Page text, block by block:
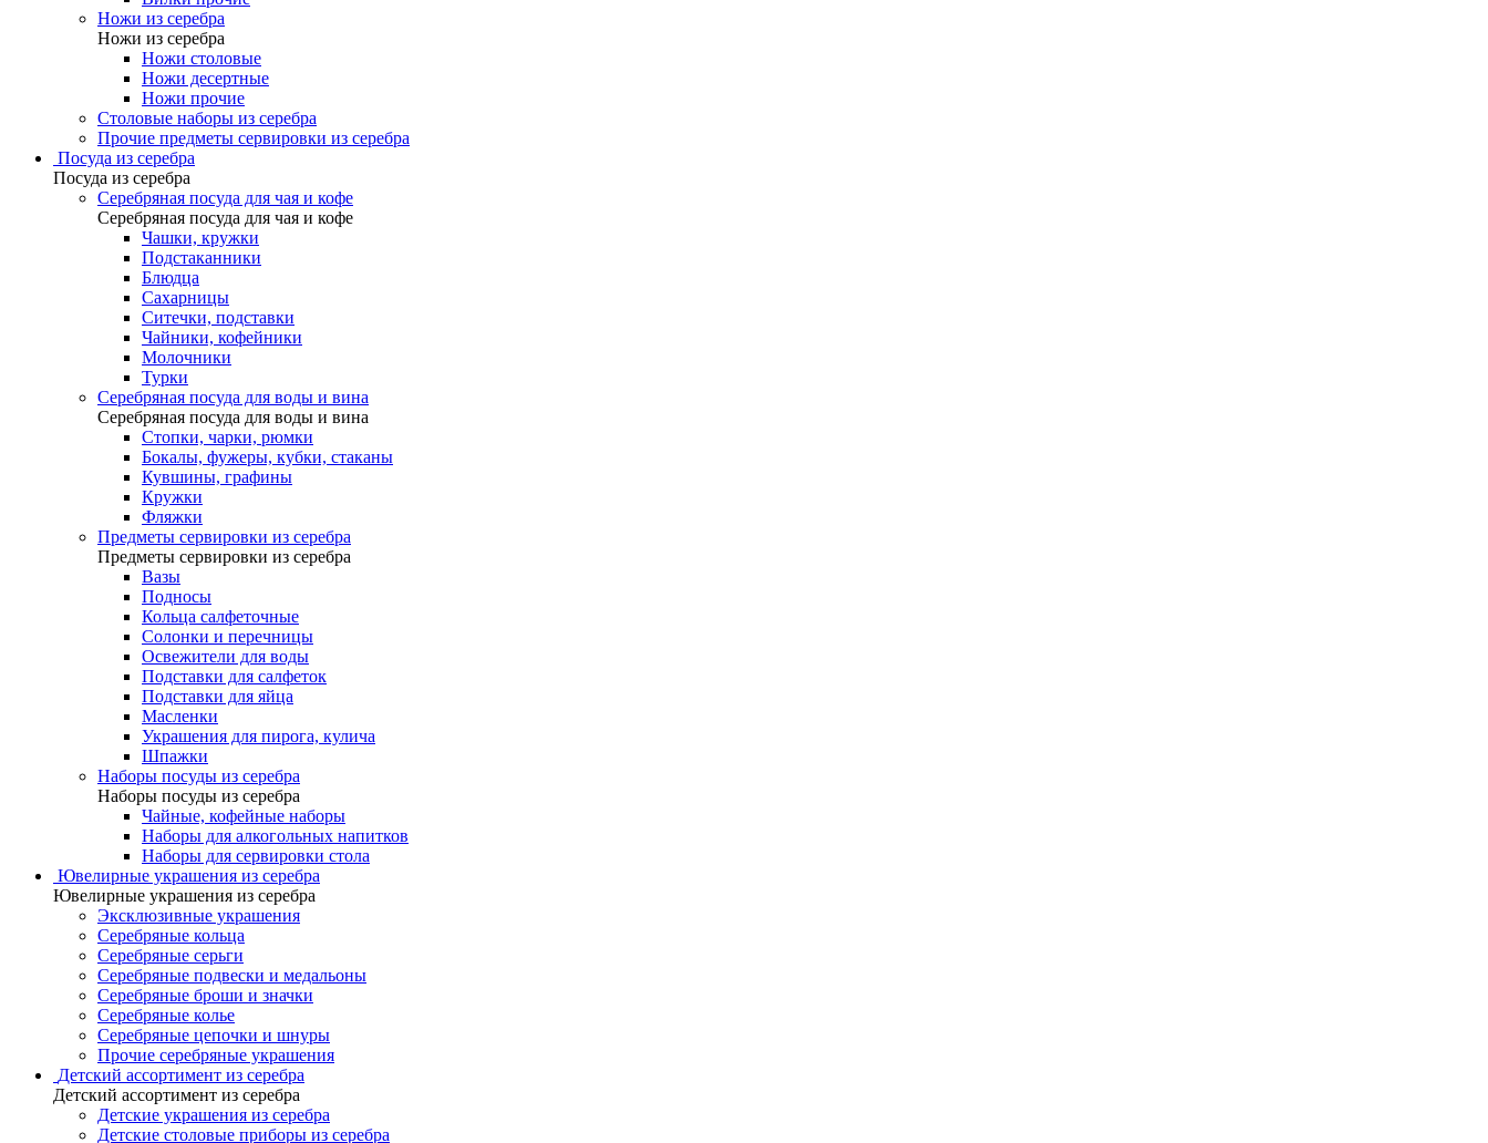
Ножи из серебра
Ножи из серебра
Ножи столовые
Ножи десертные
Ножи прочие
Столовые наборы из серебра
Прочие предметы сервировки из серебра
Посуда из серебра
Посуда из серебра
Серебряная посуда для чая и кофе
Серебряная посуда для чая и кофе
Чашки, кружки
Подстаканники
Блюдца
Сахарницы
Ситечки, подставки
Чайники, кофейники
Молочники
Турки
Серебряная посуда для воды и вина
Серебряная посуда для воды и вина
Стопки, чарки, рюмки
Бокалы, фужеры, кубки, стаканы
Кувшины, графины
Кружки
Фляжки
Предметы сервировки из серебра
Предметы сервировки из серебра
Вазы
Подносы
Кольца салфеточные
Солонки и перечницы
Освежители для воды
Подставки для салфеток
Подставки для яйца
Масленки
Украшения для пирога, кулича
Шпажки
Наборы посуды из серебра
Наборы посуды из серебра
Чайные, кофейные наборы
Наборы для алкогольных напитков
Наборы для сервировки стола
Ювелирные украшения из серебра
Ювелирные украшения из серебра
Эксклюзивные украшения
Серебряные кольца
Серебряные серьги
Серебряные подвески и медальоны
Серебряные броши и значки
Серебряные колье
Серебряные цепочки и шнуры
Прочие серебряные украшения
Детский ассортимент из серебра
Детский ассортимент из серебра
Детские украшения из серебра
Детские столовые приборы из серебра